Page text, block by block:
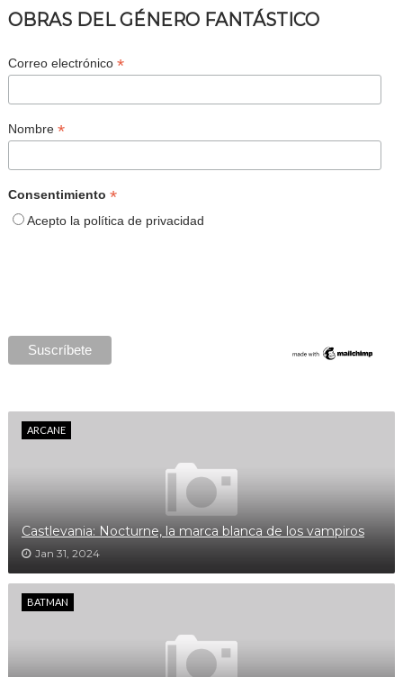
OBRAS DEL GÉNERO FANTÁSTICO
Correo electrónico *
Nombre *
Consentimiento *
Acepto la política de privacidad
ARCANE
Castlevania: Nocturne, la marca blanca de los vampiros
Jan 31, 2024
BATMAN